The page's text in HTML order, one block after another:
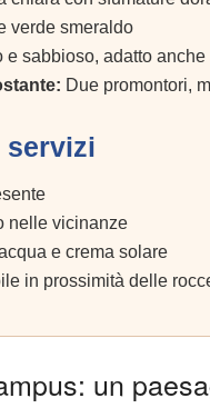
verde smeraldo
e sabbioso, adatto
Due promontori,
nelle vicinanze
e crema solare
in prossimità delle
un